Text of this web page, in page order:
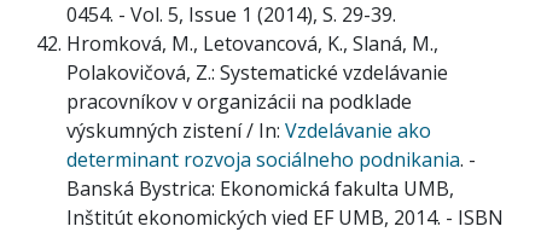
0454. - Vol. 5, Issue 1 (2014), S. 29-39.
Hromková, M., Letovancová, K., Slaná, M.,
Polakovičová, Z.: Systematické vzdelávanie
pracovníkov v organizácii na podklade
výskumných zistení / In: Vzdelávanie ako
determinant rozvoja sociálneho podnikania. -
Banská Bystrica: Ekonomická fakulta UMB,
Inštitút ekonomických vied EF UMB, 2014. - ISBN